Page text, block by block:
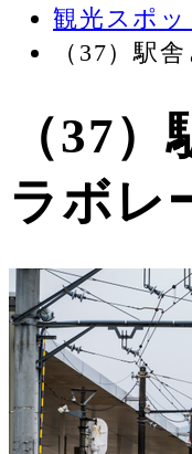
観光スポッ
（37）駅
（37
ラボレ